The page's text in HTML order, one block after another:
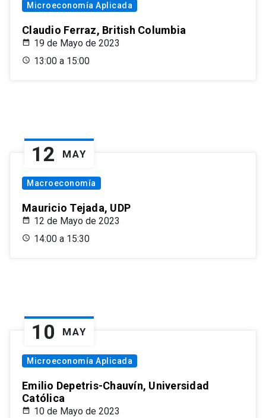
Microeconomía Aplicada
Claudio Ferraz, British Columbia
19 de Mayo de 2023
13:00 a 15:00
12 MAY
Macroeconomía
Mauricio Tejada, UDP
12 de Mayo de 2023
14:00 a 15:30
10 MAY
Microeconomía Aplicada
Emilio Depetris-Chauvín, Universidad
Católica
10 de Mayo de 2023